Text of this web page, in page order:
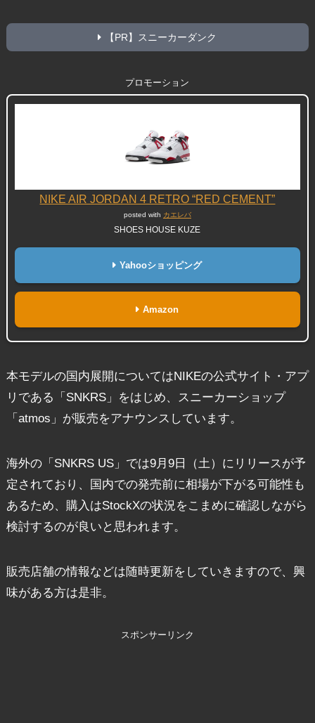
【PR】スニーカーダンク
プロモーション
NIKE AIR JORDAN 4 RETRO “RED CEMENT”
posted with カエレバ
SHOES HOUSE KUZE
Yahooショッピング
Amazon
本モデルの国内展開についてはNIKEの公式サイト・アプ
リである「SNKRS」をはじめ、スニーカーショップ
「atmos」が販売をアナウンスしています。
海外の「SNKRS US」では9月9日（土）にリリースが予
定されており、国内での発売前に相場が下がる可能性も
あるため、購入はStockXの状況をこまめに確認しながら
検討するのが良いと思われます。
販売店舗の情報などは随時更新をしていきますので、興
味がある方は是非。
スポンサーリンク